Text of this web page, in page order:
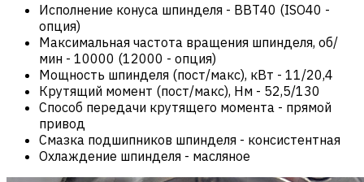
Исполнение конуса шпинделя - BBT40 (ISO40 -
опция)
Максимальная частота вращения шпинделя, об/
мин - 10000 (12000 - опция)
Мощность шпинделя (пост/макс), кВт - 11/20,4
Крутящий момент (пост/макс), Нм - 52,5/130
Способ передачи крутящего момента - прямой
привод
Смазка подшипников шпинделя - консистентная
Охлаждение шпинделя - масляное